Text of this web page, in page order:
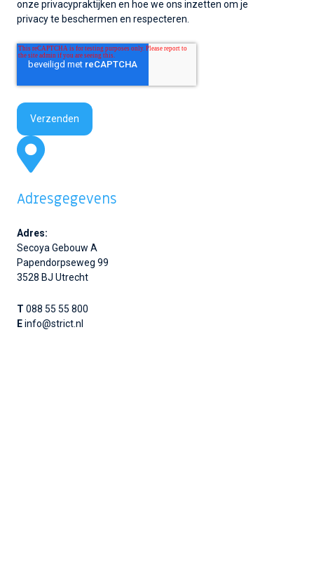
onze privacypraktijken en hoe we ons inzetten om je
privacy te beschermen en respecteren.
Adresgegevens
Adres:
Secoya Gebouw A
Papendorpseweg 99
3528 BJ Utrecht
T 088 55 55 800
Einfo@strict.nl